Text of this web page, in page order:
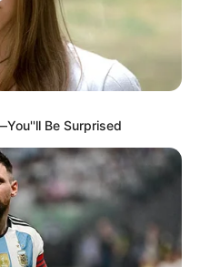
Be Surprised